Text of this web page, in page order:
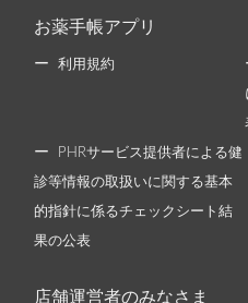
お薬手帳アプリ
利用規約
PHRサービス提供者による健
診等情報の取扱いに関する基本
的指針に係るチェックシート結
果の公表
店舗運営者のみなさま